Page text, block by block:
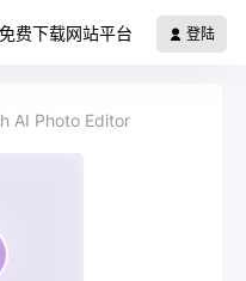
费下载网站平台 登陆
AI Photo Editor